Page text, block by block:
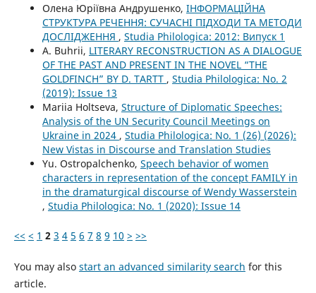
Олена Юріївна Андрушенко, ІНФОРМАЦІЙНА
СТРУКТУРА РЕЧЕННЯ: СУЧАСНІ ПІДХОДИ ТА МЕТОДИ
ДОСЛІДЖЕННЯ , Studia Philologica: 2012: Випуск 1
A. Buhrii, LITERARY RECONSTRUCTION AS A DIALOGUE
OF THE PAST AND PRESENT IN THE NOVEL “THE
GOLDFINCH” BY D. TARTT , Studia Philologica: No. 2
(2019): Issue 13
Mariia Holtseva, Structure of Diplomatic Speeches:
Analysis of the UN Security Council Meetings on
Ukraine in 2024 , Studia Philologica: No. 1 (26) (2026):
New Vistas in Discourse and Translation Studies
Yu. Ostropalchenko, Speech behavior of women
characters in representation of the concept FAMILY in
in the dramaturgical discourse of Wendy Wasserstein
, Studia Philologica: No. 1 (2020): Issue 14
<< < 1 2 3 4 5 6 7 8 9 10 > >>
You may also start an advanced similarity search for this
article.